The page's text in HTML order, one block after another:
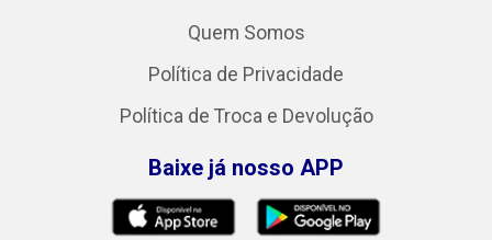
Quem Somos
Política de Privacidade
Política de Troca e Devolução
Baixe já nosso APP